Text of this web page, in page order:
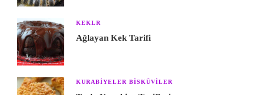
KEKLR
Ağlayan Kek Tarifi
KURABIYELER BISKÜVILER